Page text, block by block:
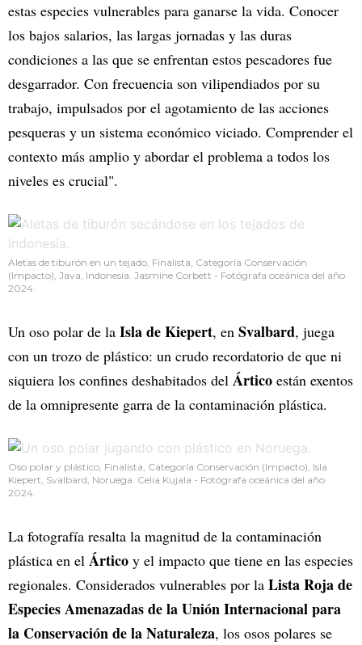
estas especies vulnerables para ganarse la vida. Conocer
los bajos salarios, las largas jornadas y las duras
condiciones a las que se enfrentan estos pescadores fue
desgarrador. Con frecuencia son vilipendiados por su
trabajo, impulsados por el agotamiento de las acciones
pesqueras y un sistema económico viciado. Comprender el
contexto más amplio y abordar el problema a todos los
niveles es crucial".
Aletas de tiburón en un tejado, Finalista, Categoría Conservación
(Impacto), Java, Indonesia. Jasmine Corbett - Fotógrafa oceánica del año
2024.
Un oso polar de la Isla de Kiepert, en Svalbard, juega
con un trozo de plástico: un crudo recordatorio de que ni
siquiera los confines deshabitados del Ártico están exentos
de la omnipresente garra de la contaminación plástica.
Oso polar y plástico, Finalista, Categoría Conservación (Impacto), Isla
Kiepert, Svalbard, Noruega. Celia Kujala - Fotógrafa oceánica del año
2024.
La fotografía resalta la magnitud de la contaminación
plástica en el Ártico y el impacto que tiene en las especies
regionales. Considerados vulnerables por la Lista Roja de
Especies Amenazadas de la Unión Internacional para
la Conservación de la Naturaleza, los osos polares se